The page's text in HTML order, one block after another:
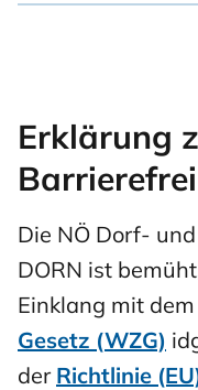
Erklärung
Die NÖ Dorf-
DORN ist
Einklang mit dem
Gesetz (WZG)
der Richtlinie